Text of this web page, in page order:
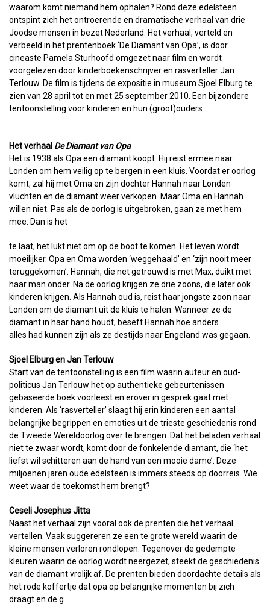
waarom komt niemand hem ophalen? Rond deze edelsteen
ontspint zich het ontroerende en dramatische verhaal van drie
Joodse mensen in bezet Nederland. Het verhaal, verteld en
verbeeld in het prentenboek ‘De Diamant van Opa’, is door
cineaste Pamela Sturhoofd omgezet naar film en wordt
voorgelezen door kinderboekenschrijver en rasverteller Jan
Terlouw. De film is tijdens de expositie in museum Sjoel Elburg te
zien van 28 april tot en met 25 september 2010. Een bijzondere
tentoonstelling voor kinderen en hun (groot)ouders.
Het verhaal De Diamant van Opa
Het is 1938 als Opa een diamant koopt. Hij reist ermee naar
Londen om hem veilig op te bergen in een kluis. Voordat er oorlog
komt, zal hij met Oma en zijn dochter Hannah naar Londen
vluchten en de diamant weer verkopen. Maar Oma en Hannah
willen niet. Pas als de oorlog is uitgebroken, gaan ze met hem
mee. Dan is het
te laat, het lukt niet om op de boot te komen. Het leven wordt
moeilijker. Opa en Oma worden ‘weggehaald’ en ‘zijn nooit meer
teruggekomen’. Hannah, die net getrouwd is met Max, duikt met
haar man onder. Na de oorlog krijgen ze drie zoons, die later ook
kinderen krijgen. Als Hannah oud is, reist haar jongste zoon naar
Londen om de diamant uit de kluis te halen. Wanneer ze de
diamant in haar hand houdt, beseft Hannah hoe anders
alles had kunnen zijn als ze destijds naar Engeland was gegaan.
Sjoel Elburg en Jan Terlouw
Start van de tentoonstelling is een film waarin auteur en oud-
politicus Jan Terlouw het op authentieke gebeurtenissen
gebaseerde boek voorleest en erover in gesprek gaat met
kinderen. Als ‘rasverteller’ slaagt hij erin kinderen een aantal
belangrijke begrippen en emoties uit de trieste geschiedenis rond
de Tweede Wereldoorlog over te brengen. Dat het beladen verhaal
niet te zwaar wordt, komt door de fonkelende diamant, die ‘het
liefst wil schitteren aan de hand van een mooie dame’. Deze
miljoenen jaren oude edelsteen is immers steeds op doorreis. Wie
weet waar de toekomst hem brengt?
Ceseli Josephus Jitta
Naast het verhaal zijn vooral ook de prenten die het verhaal
vertellen. Vaak suggereren ze een te grote wereld waarin de
kleine mensen verloren rondlopen. Tegenover de gedempte
kleuren waarin de oorlog wordt neergezet, steekt de geschiedenis
van de diamant vrolijk af. De prenten bieden doordachte details als
het rode koffertje dat opa op belangrijke momenten bij zich
draagt en de g